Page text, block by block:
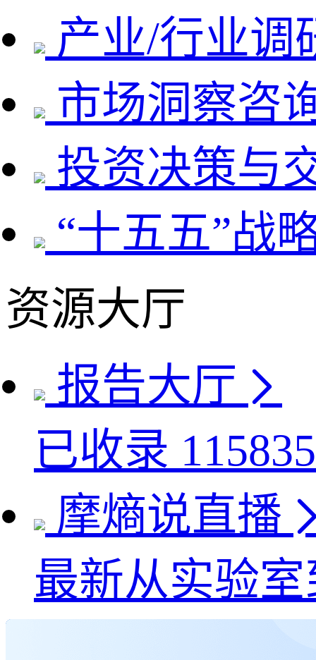
产业/行业调
市场洞察咨
投资决策与
“十五五”战
资源大厅
报告大厅
已收录 115835
摩熵说直播
最新从实验